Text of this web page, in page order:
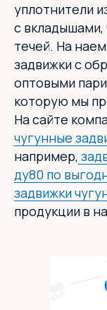
уплотнители
с
течей. На
задвижки с
оптовыми
которую мы
На сайте
чугунные
например,
ду80 по
задвижки
продукции в